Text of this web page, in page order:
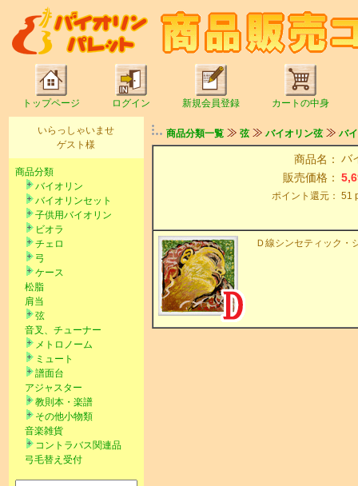
トップページ ログイン 新規会員登録 カートの中身
いらっしゃいませ
ゲスト様
商品分類
バイオリン
バイオリンセット
子供用バイオリン
ビオラ
チェロ
弓
ケース
松脂
肩当
弦
音叉、チューナー
メトロノーム
ミュート
譜面台
アジャスター
教則本・楽譜
その他小物類
音楽雑貨
コントラバス関連品
弓毛替え受付
商品分類一覧 弦 バイオリン弦 バ
商品名： バ
販売価格：
ポイント還元： 51
Ｄ線シンセティック・